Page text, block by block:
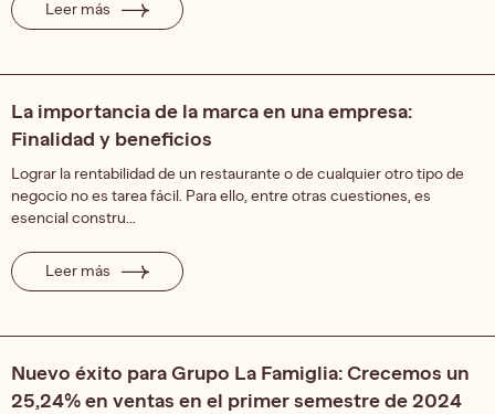
Leer más
La importancia de la marca en una empresa:
Finalidad y beneficios
Lograr la rentabilidad de un restaurante o de cualquier otro tipo de
negocio no es tarea fácil. Para ello, entre otras cuestiones, es
esencial constru...
Leer más
Nuevo éxito para Grupo La Famiglia: Crecemos un
25,24% en ventas en el primer semestre de 2024